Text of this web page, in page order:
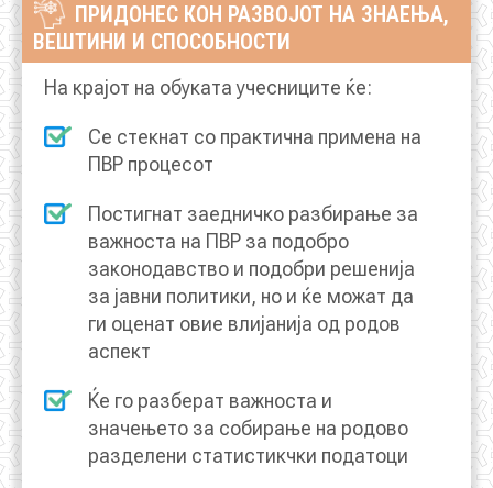
ПРИДОНЕС КОН РАЗВОЈОТ НА ЗНАЕЊА,
ВЕШТИНИ И СПОСОБНОСТИ
На крајот на обуката учесниците ќе:
Се стекнат со практична примена на
ПВР процесот
Постигнат заедничко разбирање за
важноста на ПВР за подобро
законодавство и подобри решенија
за јавни политики, но и ќе можат да
ги оценат овие влијанија од родов
аспект
Ќе го разберат важноста и
значењето за собирање на родово
разделени статистикчки податоци